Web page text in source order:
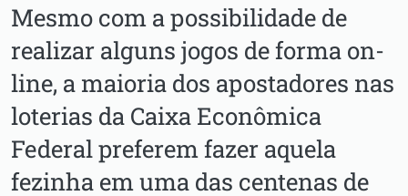
Mesmo com a possibilidade de
realizar alguns jogos de forma on-
line, a maioria dos apostadores nas
loterias da Caixa Econômica
Federal preferem fazer aquela
fezinha em uma das centenas de